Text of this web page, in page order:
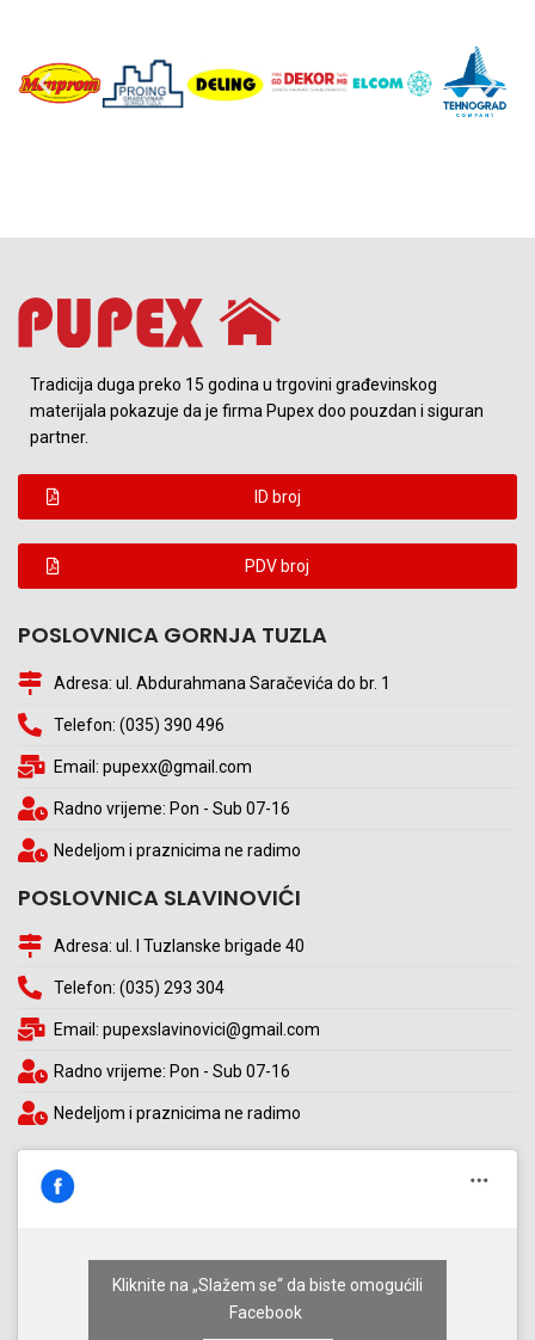
Tradicija duga preko 15 godina u trgovini građevinskog
materijala pokazuje da je firma Pupex doo pouzdan i siguran
partner.
ID broj
PDV broj
POSLOVNICA GORNJA TUZLA
Adresa: ul. Abdurahmana Saračevića do br. 1
Telefon: (035) 390 496
Email: pupexx@gmail.com
Radno vrijeme: Pon - Sub 07-16
Nedeljom i praznicima ne radimo
POSLOVNICA SLAVINOVIĆI
Adresa: ul. I Tuzlanske brigade 40
Telefon: (035) 293 304
Email: pupexslavinovici@gmail.com
Radno vrijeme: Pon - Sub 07-16
Nedeljom i praznicima ne radimo
Kliknite na „Slažem se“ da biste omogućili
Facebook